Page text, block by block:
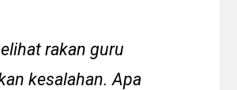
rakan guru
kesalahan. Apa